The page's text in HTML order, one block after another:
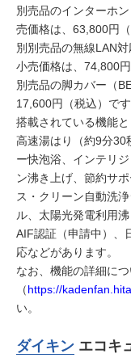
別売品のインターホ
売価格は、63,800円（
別別売品の無線LAN
小売価格は、74,800円
別売品の脚カバー（
17,600円（税込）です
搭載されている機能
高速湯はり（約9分30
ー快泡浴、インテリ
ン沸き上げ、節約サ
ス・クリーン自動洗
ル、太陽光発電利用
AIF認証（申請中）、
応などがあります。
なお、機能の詳細に
（https://
い。
ダイキン エコキ